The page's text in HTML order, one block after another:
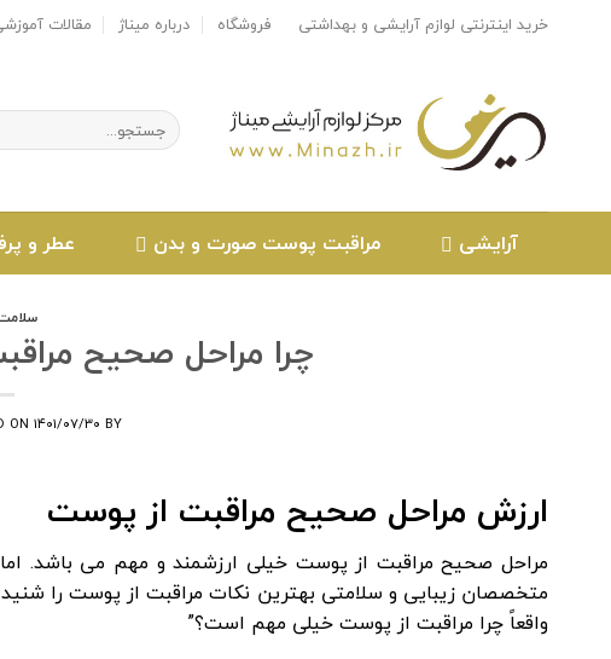
خرید اینترنتی لوازم آرایشی و بهداشتی فروشگاه درباره میناژ مقالات
جستجو
برای:
آرایشی مراقبت پوست صورت و بدن عطر و
چرا مراحل صحیح
ON ۱۴۰۱/۰۷/۳۰ BY
ارزش مراحل صحیح مراقبت از پوست
مراحل صحیح مراقبت از پوست خیلی ارزشمند و مهم می باشد. اما
متخصصان زیبایی و سلامتی بهترین نکات مراقبت از پوست را
واقعاً چرا مراقبت از پوست خیلی مهم است؟”